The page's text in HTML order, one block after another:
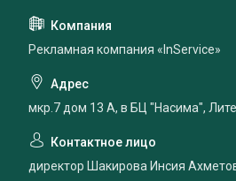
Рекламная компания «InService»
мкр.7 дом 13 А, в БЦ "Насима",
директор Шакирова Инсия